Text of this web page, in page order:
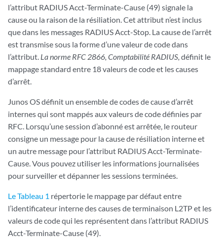
l’attribut RADIUS Acct-Terminate-Cause (49) signale la
cause ou la raison de la résiliation. Cet attribut n’est inclus
que dans les messages RADIUS Acct-Stop. La cause de l’arrêt
est transmise sous la forme d’une valeur de code dans
l’attribut. La norme RFC 2866, Comptabilité RADIUS, définit le
mappage standard entre 18 valeurs de code et les causes
d’arrêt.
Junos OS définit un ensemble de codes de cause d’arrêt
internes qui sont mappés aux valeurs de code définies par
RFC. Lorsqu’une session d’abonné est arrêtée, le routeur
consigne un message pour la cause de résiliation interne et
un autre message pour l’attribut RADIUS Acct-Terminate-
Cause. Vous pouvez utiliser les informations journalisées
pour surveiller et dépanner les sessions terminées.
Le Tableau 1 répertorie le mappage par défaut entre
l’identificateur interne des causes de terminaison L2TP et les
valeurs de code qui les représentent dans l’attribut RADIUS
Acct-Terminate-Cause (49).